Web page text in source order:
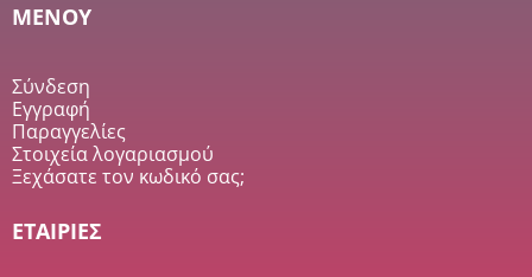
MENOY
Σύνδεση
Εγγραφή
Παραγγελίες
Στοιχεία λογαριασμού
Ξεχάσατε τον κωδικό σας;
ΕΤΑΙΡΙΕΣ